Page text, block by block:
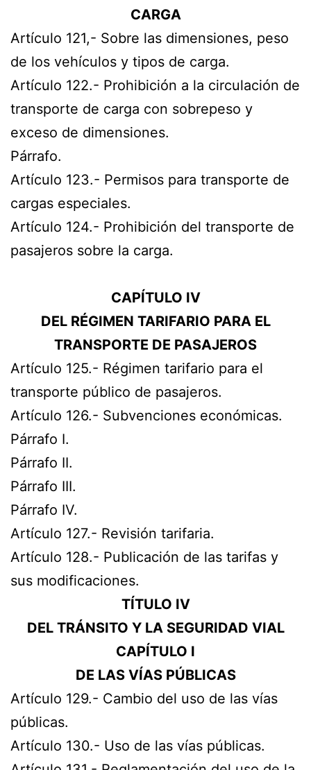
CARGA
Artículo 121,- Sobre las dimensiones, peso
de los vehículos y tipos de carga.
Artículo 122.- Prohibición a la circulación de
transporte de carga con sobrepeso y
exceso de dimensiones.
Párrafo.
Artículo 123.- Permisos para transporte de
cargas especiales.
Artículo 124.- Prohibición del transporte de
pasajeros sobre la carga.
CAPÍTULO IV
DEL RÉGIMEN TARIFARIO PARA EL
TRANSPORTE DE PASAJEROS
Artículo 125.- Régimen tarifario para el
transporte público de pasajeros.
Artículo 126.- Subvenciones económicas.
Párrafo I.
Párrafo II.
Párrafo III.
Párrafo IV.
Artículo 127.- Revisión tarifaria.
Artículo 128.- Publicación de las tarifas y
sus modificaciones.
TÍTULO IV
DEL TRÁNSITO Y LA SEGURIDAD VIAL
CAPÍTULO I
DE LAS VÍAS PÚBLICAS
Artículo 129.- Cambio del uso de las vías
públicas.
Artículo 130.- Uso de las vías públicas.